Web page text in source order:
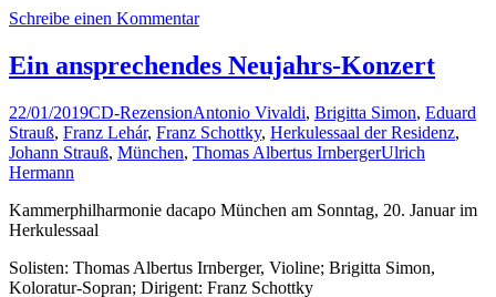
Schreibe einen Kommentar
Ein ansprechendes Neujahrs-Konzert
22/01/2019CD-RezensionAntonio Vivaldi, Brigitta Simon, Eduard
Strauß, Franz Lehár, Franz Schottky, Herkulessaal der Residenz,
Johann Strauß, München, Thomas Albertus IrnbergerUlrich
Hermann
Kammerphilharmonie dacapo München am Sonntag, 20. Januar im
Herkulessaal
Solisten: Thomas Albertus Irnberger, Violine; Brigitta Simon,
Koloratur-Sopran; Dirigent: Franz Schottky